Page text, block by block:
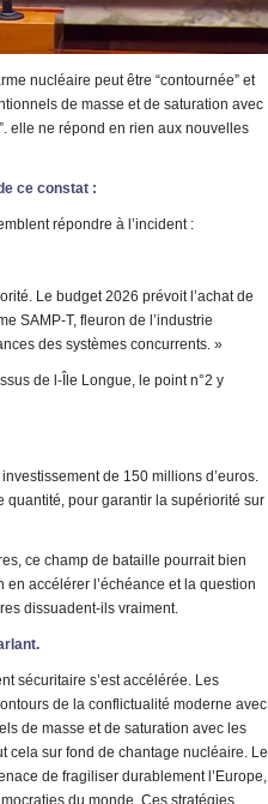
nucléaire peut être “contournée” et
de masse et de saturation avec
elle ne répond en rien aux nouvelles
ce constat :
répondre à l’incident :
Le budget 2026 prévoit l’achat de
SAMP-T, fleuron de l’industrie
des systèmes concurrents. »
de l-Île Longue, le point n°2 y
de 150 millions d’euros.
quantité, pour garantir la supériorité sur
ce champ de bataille pourrait bien
accélérer l’échéance et la question
dissuadent-ils vraiment.
sécuritaire s’est accélérée. Les
de la conflictualité moderne avec
de masse et de saturation avec les
cela sur fond de chantage nucléaire. Le
de fragiliser durablement l’Europe,